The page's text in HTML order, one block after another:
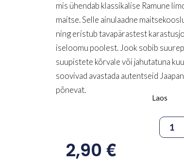
mis ühendab klassikalise Ramune
maitse. Selle ainulaadne
ning eristub tavapärastest
iseloomu poolest. Jook sobib
suupistete kõrvale või jahutatuna
soovivad avastada autentseid
põnevat.
2,90€
Laos